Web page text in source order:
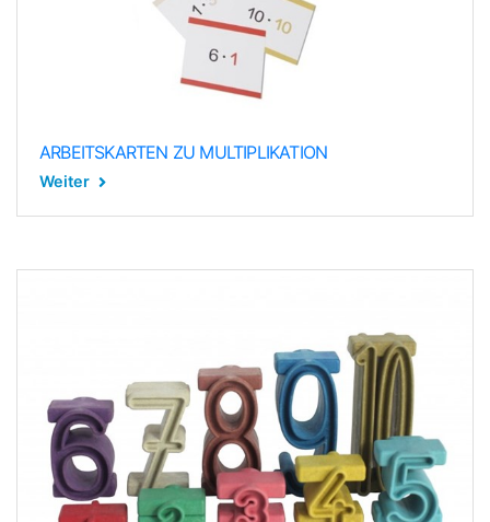
ARBEITSKARTEN ZU MULTIPLIKATION
Weiter